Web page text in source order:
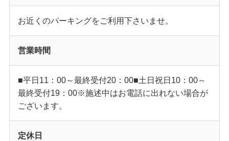
お近くのパーキングをご利用下さいませ。
営業時間
■平日11：00～最終受付20：00■土日祝日10：00～
最終受付19：00※施述中はお電話に出れない場合が
ございます。
定休日